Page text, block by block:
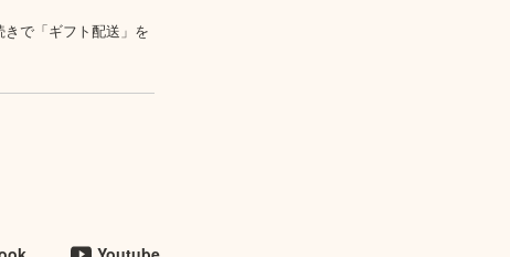
で「ギフト配送」を